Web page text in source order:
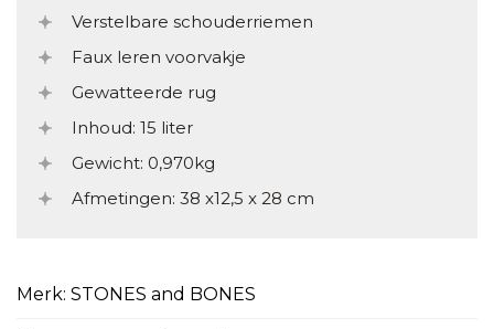
Verstelbare schouderriemen
Faux leren voorvakje
Gewatteerde rug
Inhoud: 15 liter
Gewicht: 0,970kg
Afmetingen: 38 x12,5 x 28 cm
Merk: STONES and BONES